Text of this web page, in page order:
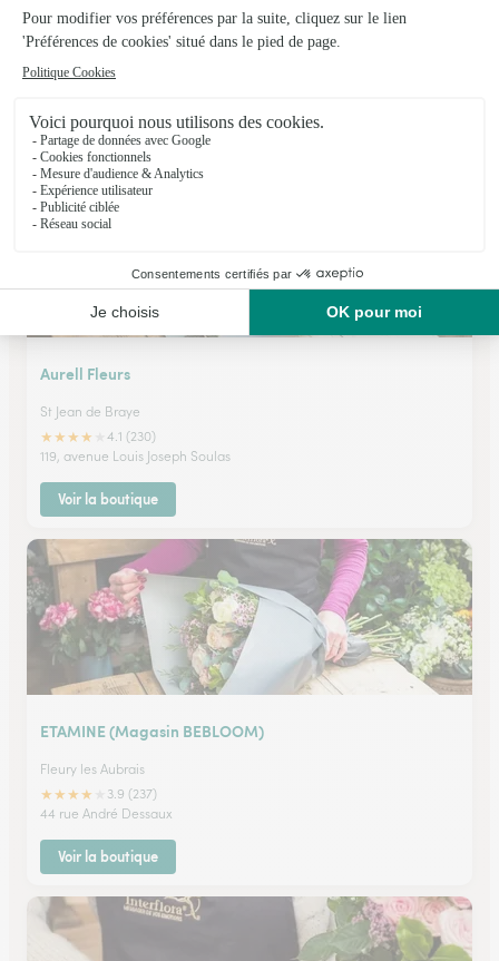
ETAMINE (Magasin BEBLOOM)
★★★★★4.4 (173)
Voir la boutique
Aurell Fleurs
St Jean de Braye
★★★★
4.1 (230)
119, avenue Louis Joseph Soulas
Voir la boutique
ETAMINE (Magasin BEBLOOM)
Fleury les Aubrais
★★★★
3.9 (237)
44 rue André Dessaux
Voir la boutique